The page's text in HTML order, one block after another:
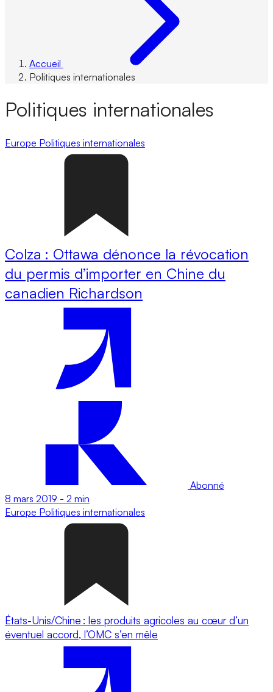
Accueil
Politiques internationales
Politiques internationales
Europe Politiques internationales
Colza : Ottawa dénonce la révocation
du permis d’importer en Chine du
canadien Richardson
Abonné
8 mars 2019 - 2 min
Europe Politiques internationales
États-Unis/Chine : les produits agricoles au cœur d’un
éventuel accord, l’OMC s’en mêle